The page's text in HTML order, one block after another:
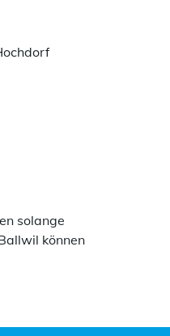
neuen Fenster
solange
können